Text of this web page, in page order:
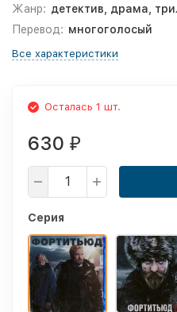
Жанр: детектив, драма,
Перевод: многоголосый
Все характеристики
Осталась 1 шт.
630 ₽
Серия